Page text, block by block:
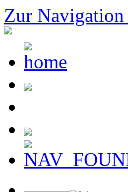
Zur Navigation